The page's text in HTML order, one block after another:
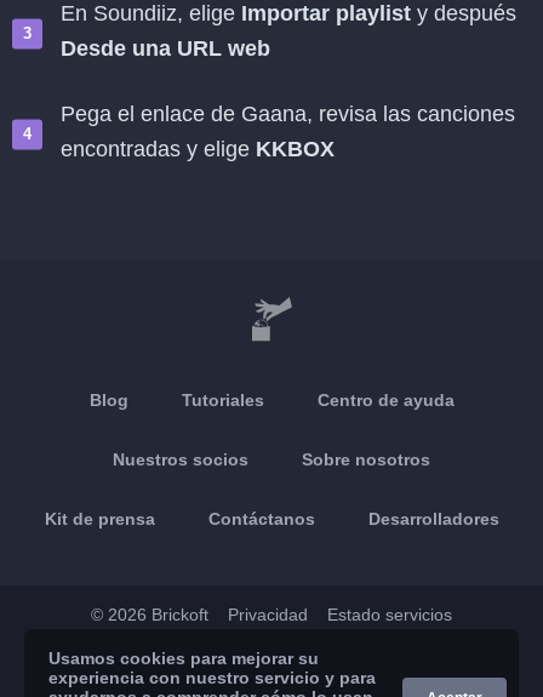
En Soundiiz, elige Importar playlist y después
Desde una URL web
Pega el enlace de Gaana, revisa las canciones
encontradas y elige KKBOX
Blog Tutoriales Centro de ayuda
Nuestros socios Sobre nosotros
Kit de prensa Contáctanos Desarrolladores
© 2026 Brickoft Privacidad Estado servicios
App Store Google Play
Usamos cookies para mejorar su
experiencia con nuestro servicio y para